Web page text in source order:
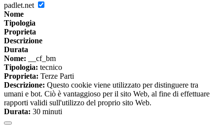
padlet.net
Nome
Tipologia
Proprieta
Descrizione
Durata
Nome: __cf_bm
Tipologia: tecnico
Proprieta: Terze Parti
Descrizione: Questo cookie viene utilizzato per distinguere tra
umani e bot. Ciò è vantaggioso per il sito Web, al fine di effettuare
rapporti validi sull'utilizzo del proprio sito Web.
Durata: 30 minuti